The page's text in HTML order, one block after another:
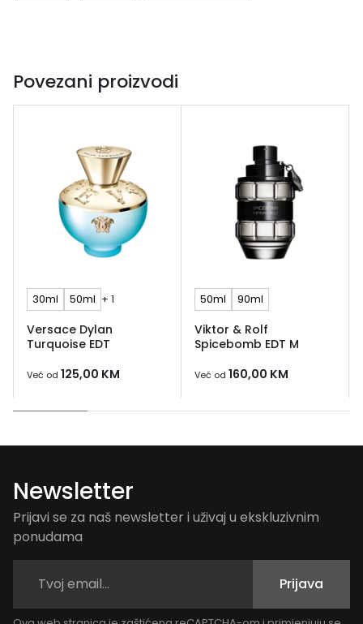
Povezani proizvodi
30ml 50ml + 1
Versace Dylan
Turquoise EDT
Već od 125,00 KM
50ml 90ml
Viktor & Rolf
Spicebomb EDT M
Već od 160,00 KM
Newsletter
Prijavi se za naš newsletter i uživaj u ekskluzivnim
ponudama
Prijava